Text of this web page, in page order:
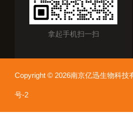
拿起手机扫一扫
Copyright © 2026南京亿迅生物科
号-2